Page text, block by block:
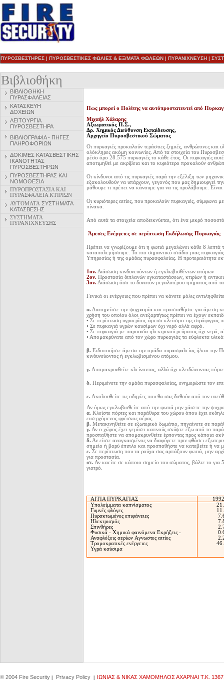
ΠΥΡΟΣΒΕΣΤΗΡΕΣ | ΠΥΡΟΣΒΕΣΤΙΚΕΣ ΦΩΛΙΕΣ & ΕΞ/ΜΑΤΑ ΦΩΛΕΩΝ | ΠΥΡΑΝΙΧΝΕΥΣΗ |
Βιβλιοθήκη
ΒΙΒΛΙΟΘΗΚΗ
ΠΥΡΑΣΦΑΛΕΙΑΣ
ΚΑΤΑΣΚΕΥΗ
ΔΟΧΕΙΩΝ
ΛΕΙΤΟΥΡΓΙΑ
ΠΥΡΟΣΒΕΣΤΗΡΑ
ΒΙΒΛΙΟΓΡΑΦΙΑ - ΠΗΓΕΣ
ΠΛΗΡΟΦΟΡΙΩΝ
ΔΟΚΙΜΕΣ ΚΑΤΑΣΒΕΣΤΙΚΗΣ
ΙΚΑΝΟΤΗΤΑΣ
ΠΥΡΟΣΒΕΣΤΗΡΩΝ
ΠΥΡΟΣΒΕΣΤΗΡΑΣ ΚΑΙ
ΝΟΜΟΘΕΣΙΑ
ΠΥΡΟΠΡΟΣΤΑΣΙΑ ΚΑΙ
ΠΥΡΑΣΦΑΛΕΙΑ ΚΤΙΡΙΩΝ
ΑΥΤΟΜΑΤΑ ΣΥΣΤΗΜΑΤΑ
ΚΑΤΑΣΒΕΣΗΣ
ΣΥΣΤΗΜΑΤΑ
ΠΥΡΑΝΙΧΝΕΥΣΗΣ
Πως μπορεί ο Πολίτης να αυτόπροστατευτεί από
Μιχαήλ Χάλαρης
Αξιωματικός Π.Σ.,
Δρ. Χημικός Διεύθυνση Εκπαίδευσης,
Αρχηγείο Πυροσβεστικού Σώματος
Οι πυρκαγιές προκαλούν τεράστιες ζημιές, ανθρώπινες
ολόκληρες ακόμη κοινωνίες. Από τα στοιχεία του
μέσο όρο 28.575 πυρκαγιές το κάθε έτος. Οι πυρκαγιές
αποτιμηθεί με ακρίβεια και το κυριότερο προκαλούν
Οι κίνδυνοι από τις πυρκαγιές παρά την εξέλιξη των
εξακολουθούν να υπάρχουν, γεγονός που μας δημιουργεί
μάθουμε τι πρέπει να κάνουμε για να τις προλάβουμε.
Οι κυριότερες αιτίες, που προκαλούν πυρκαγιές, σύμφωνα
πίνακα.
Από αυτά τα στοιχεία αποδεικνύεται, ότι ένα μικρό
Άμεσες Ενέργειες σε περίπτωση Εκδήλωσης Πυρκαγιάς
Πρέπει να γνωρίζουμε ότι η φωτιά μεγαλώνει κάθε 8
καταπολεμήσουμε. Το πιο σημαντικό στάδιο μιας
Υπηρεσίας ή της ομάδας πυρασφαλείας. Η προτεραιότητα
1ον.Διάσωση κινδυνευόντων ή εγκλωβισθέντων ατόμων
2ον. Προστασία διπλανών εγκαταστάσεων, κτιρίων ή
3ον.Διάσωση όσο το δυνατόν μεγαλυτέρου τμήματος από
Γενικά οι ενέργειες που πρέπει να κάνετε μόλις
α. Διατηρείστε την ψυχραιμία και προσπαθήστε για
χρήση του οποίου όλοι ανεξαρτήτως πρέπει να έχουν
• Σε περίπτωση υγραερίου, άμεσο κλείσιμο της στρόφιγγας
• Σε πυρκαγιά υγρών καυσίμων όχι νερό αλλά αφρό.
• Σε πυρκαγιά με παρουσία ηλεκτρικού ρεύματος όχι
• Απομακρύνατε από τον χώρο πυρκαγιάς τα εύφλεκτα
β. Ειδοποιήστε άμεσα την ομάδα πυρασφαλείας ή/και την
κινδυνεύοντος ή εγκλωβισμένου ατόμου.
γ. Απομακρυνθείτε κλείνοντας, αλλά όχι κλειδώνοντας
δ. Περιμένετε την ομάδα πυρασφαλείας, ενημερώστε τον
ε. Ακολουθείτε τις οδηγίες που θα σας δοθούν από τον
Αν όμως εγκλωβισθείτε από την φωτιά μην χάσετε την
α. Κλείστε πόρτες και παράθυρα του χώρου όπου έχει
εισερχόμενος φρέσκος αέρας.
β. Μετακινηθείτε σε εξωτερικό δωμάτιο, πηγαίνετε σε
γ. Αν ο χώρος έχει γεμίσει καπνούς σκύψτε έξω από το
προσπαθήστε να απομακρυνθείτε έρποντας προς κάποια
δ. Αν είστε αναγκασμένος να διαφύγετε πριν φθάσει
σημείο ή βαρύ έπιπλο και προσπαθήστε να κατεβείτε ή
ε. Σε περίπτωση που τα ρούχα σας αρπάξουν φωτιά, μην
για προστασία.
στ. Αν καείτε σε κάποιο σημείο του σώματος, βάλτε το
γιατρό.
ΑΙΤΙΑ ΠΥΡΚΑΓΙΑΣ
Υπολείμματα καπνίσματος
Γυμνές φλόγες
Πυρακτωμένες επιφάνειες
Ηλεκτρισμός
Σπινθήρες
Φυσικά - Χημικά φαινόμενα Εκρήξεις -
Αναφλέξεις αερίων Aγνωστες αιτίες
Τρομοκρατικές ενέργειες
Υγρά καύσιμα
© 2004 Fire Security Privacy Policy IΩΝΙΑΣ & ΝΙΚΑΣ ΧΑΜΟΜΗΛΟΣ ΑΧΑΡΝΑΙ Τ.Κ.